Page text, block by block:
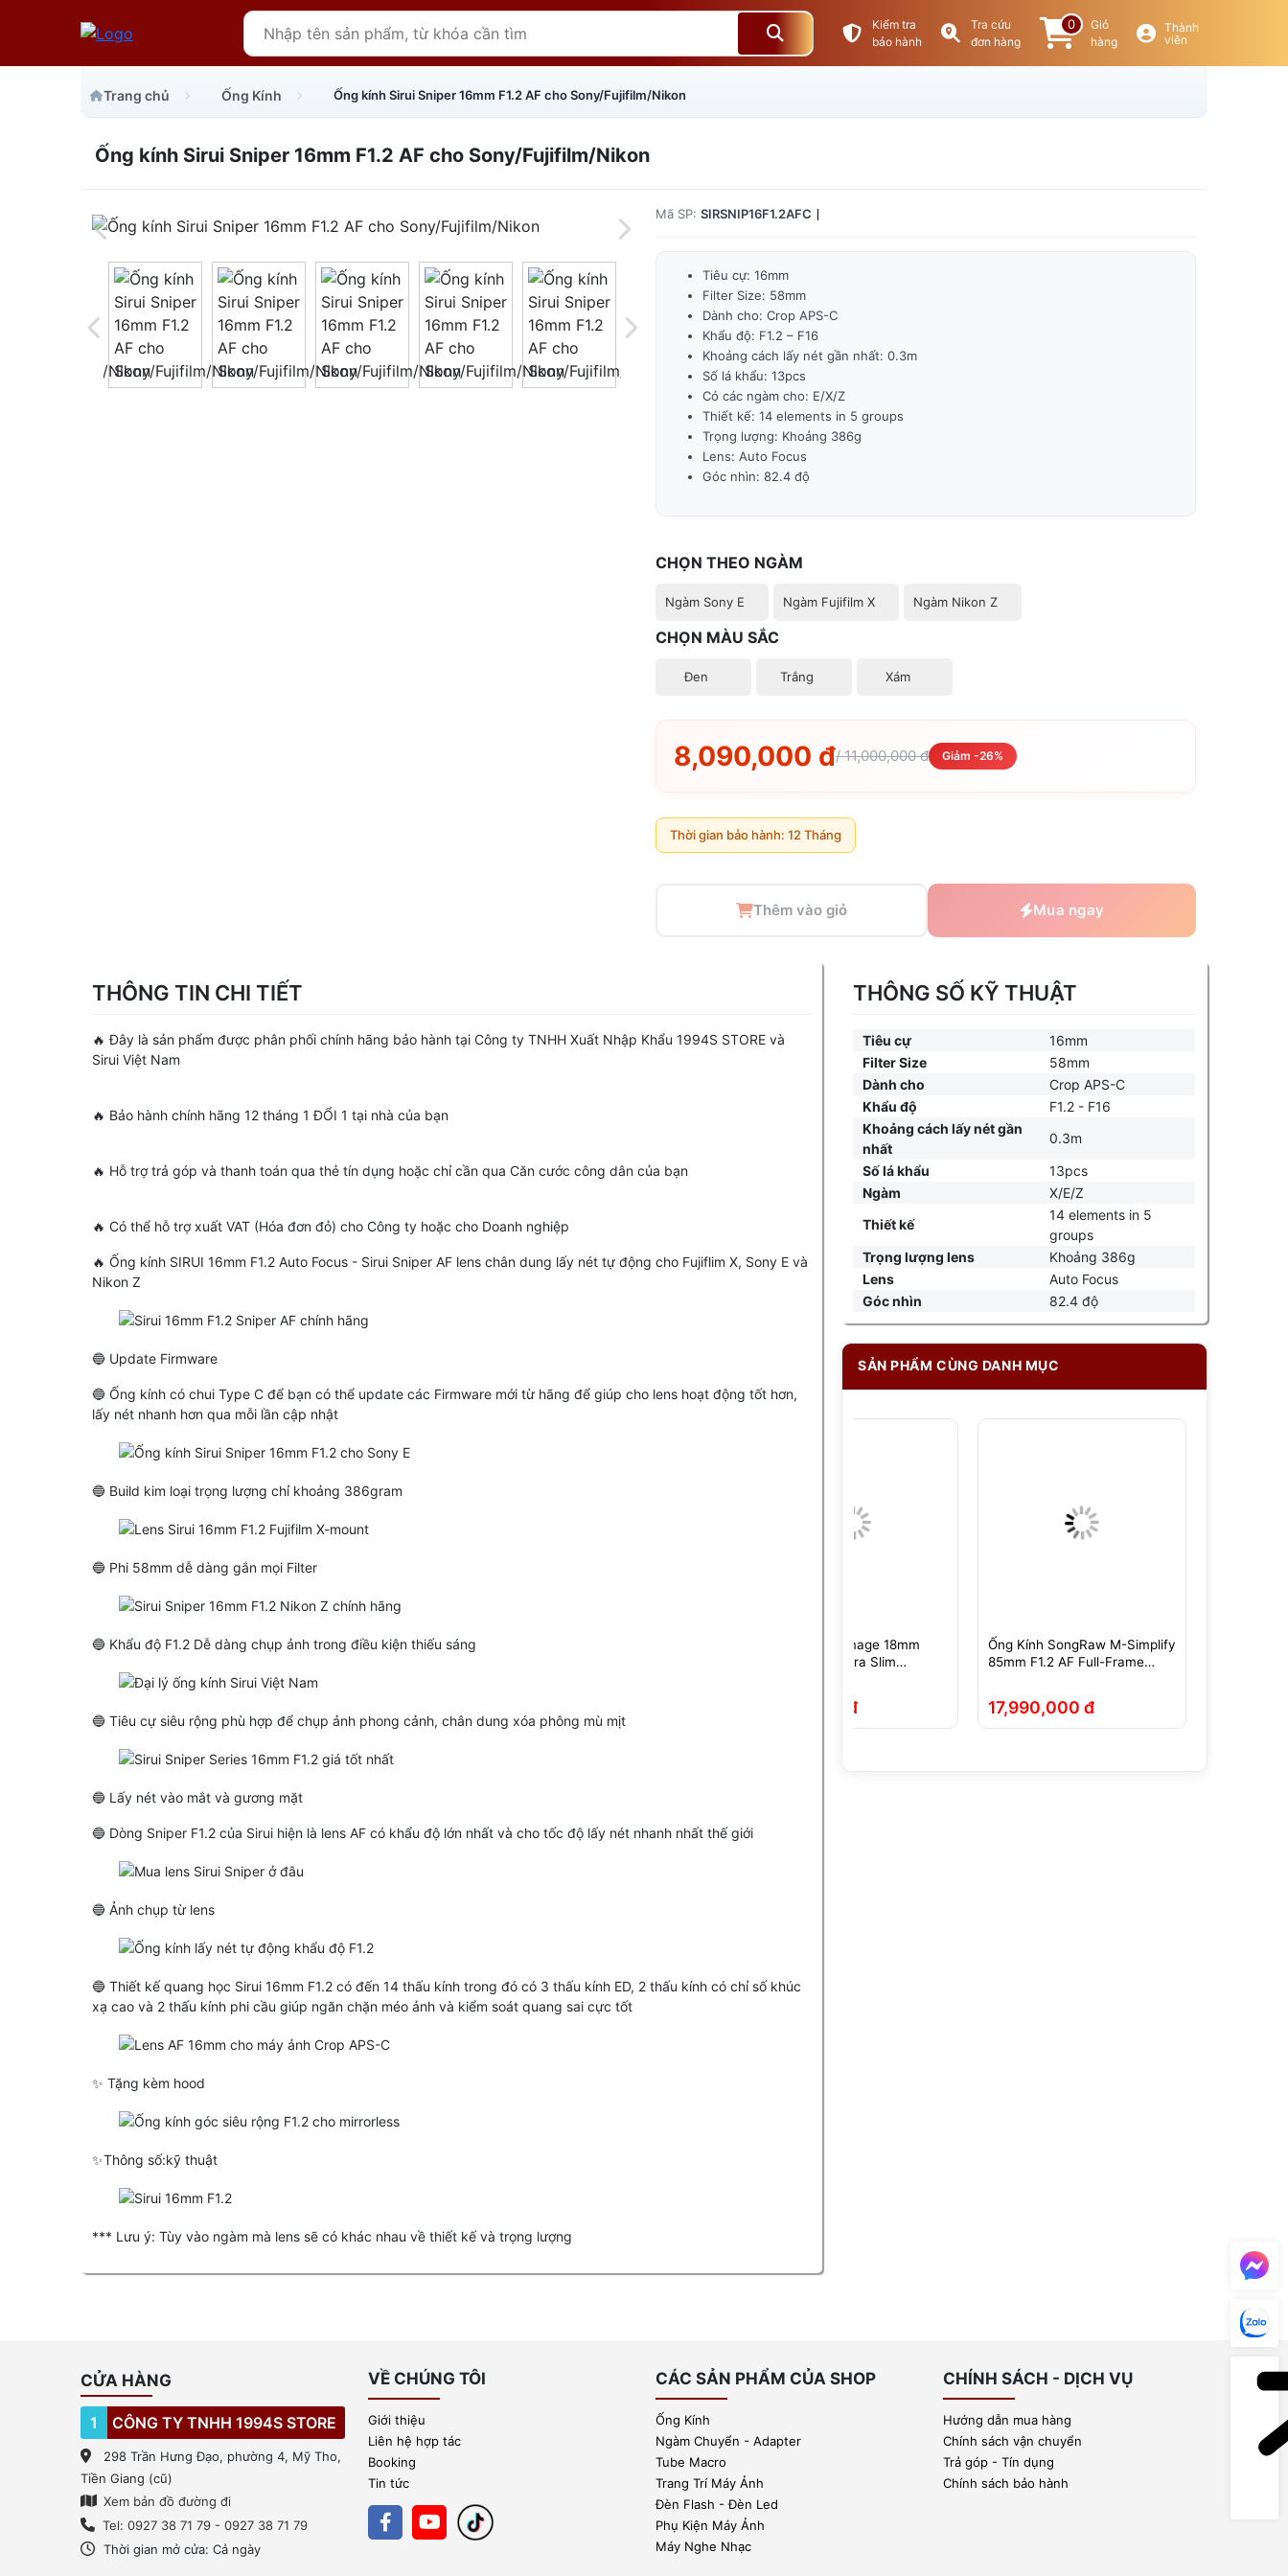
Kiểm tra
bảo hành
Tra cứu
đơn hàng
0
Giỏ
hàng
Thành
viên
Trang chủ Ống Kính Ống kính Sirui Sniper 16mm F1.2 AF cho Sony/Fujifilm/Nikon
Ống kính Sirui Sniper 16mm F1.2 AF cho Sony/Fujifilm/Nikon
Mã SP: SIRSNIP16F1.2AFC
Tiêu cự: 16mm
Filter Size: 58mm
Dành cho: Crop APS-C
Khẩu độ: F1.2 – F16
Khoảng cách lấy nét gần nhất: 0.3m
Số lá khẩu: 13pcs
Có các ngàm cho: E/X/Z
Thiết kế: 14 elements in 5 groups
Trọng lượng: Khoảng 386g
Lens: Auto Focus
Góc nhìn: 82.4 độ
CHỌN THEO NGÀM
Ngàm Sony E Ngàm Fujifilm X Ngàm Nikon Z
CHỌN MÀU SẮC
Đen Trắng Xám
8,090,000 đ/ 11,000,000 đ Giảm -26%
Thời gian bảo hành: 12 Tháng
Thêm vào giỏ Mua ngay
THÔNG TIN CHI TIẾT
🔥 Đây là sản phẩm được phân phối chính hãng bảo hành tại Công ty TNHH Xuất Nhập Khẩu 1994S STORE và
Sirui Việt Nam
🔥 Bảo hành chính hãng 12 tháng 1 ĐỔI 1 tại nhà của bạn
🔥 Hỗ trợ trả góp và thanh toán qua thẻ tín dụng hoặc chỉ cần qua Căn cước công dân của bạn
🔥 Có thể hỗ trợ xuất VAT (Hóa đơn đỏ) cho Công ty hoặc cho Doanh nghiệp
🔥 Ống kính SIRUI 16mm F1.2 Auto Focus - Sirui Sniper AF lens chân dung lấy nét tự động cho Fujiflim X, Sony E và
Nikon Z
🔵 Update Firmware
🔵 Ống kính có chui Type C để bạn có thể update các Firmware mới từ hãng để giúp cho lens hoạt động tốt hơn,
lấy nét nhanh hơn qua mỗi lần cập nhật
🔵 Build kim loại trọng lượng chỉ khoảng 386gram
🔵 Phi 58mm dễ dàng gắn mọi Filter
🔵 Khẩu độ F1.2 Dễ dàng chụp ảnh trong điều kiện thiếu sáng
🔵 Tiêu cự siêu rộng phù hợp để chụp ảnh phong cảnh, chân dung xóa phông mù mịt
🔵 Lấy nét vào mắt và gương mặt
🔵 Dòng Sniper F1.2 của Sirui hiện là lens AF có khẩu độ lớn nhất và cho tốc độ lấy nét nhanh nhất thế giới
🔵 Ảnh chụp từ lens
🔵 Thiết kế quang học Sirui 16mm F1.2 có đến 14 thấu kính trong đó có 3 thấu kính ED, 2 thấu kính có chỉ số khúc
xạ cao và 2 thấu kính phi cầu giúp ngăn chặn méo ảnh và kiểm soát quang sai cực tốt
✨ Tặng kèm hood
✨Thông số:kỹ thuật
*** Lưu ý: Tùy vào ngàm mà lens sẽ có khác nhau về thiết kế và trọng lượng
THÔNG SỐ KỸ THUẬT
Tiêu cự
16mm
Filter Size
58mm
Dành cho
Crop APS-C
Khẩu độ
F1.2 - F16
Khoảng cách lấy nét gần
nhất
0.3m
Số lá khẩu
13pcs
Ngàm
X/E/Z
Thiết kế
14 elements in 5
groups
Trọng lượng lens
Khoảng 386g
Lens
Auto Focus
Góc nhìn
82.4 độ
SẢN PHẨM CÙNG DANH MỤC
Ống Kính Vistilen 85mm F1.8
21,590,000 đ (Giảm: -44%)
Ống Kính SongRaw M-Simplify
Frame Sony/Nikon Z/Leica L
Ống Kính SG Image 18mm
F6.3 APS-C Ultra Slim
1,690,000 đ
Ống Kính SongRaw M-Simplify
85mm F1.2 AF Full-Frame
17,990,000 đ
CỬA HÀNG
1 CÔNG TY TNHH 1994S STORE
298 Trần Hưng Đạo, phường 4, Mỹ Tho,
Tiền Giang (cũ)
Xem bản đồ đường đi
Tel: 0927 38 71 79 - 0927 38 71 79
Thời gian mở cửa: Cả ngày
VỀ CHÚNG TÔI
Giới thiệu
Liên hệ hợp tác
Booking
Tin tức
CÁC SẢN PHẨM CỦA SHOP
Ống Kính
Ngàm Chuyển - Adapter
Tube Macro
Trang Trí Máy Ảnh
Đèn Flash - Đèn Led
Phụ Kiện Máy Ảnh
Máy Nghe Nhạc
CHÍNH SÁCH - DỊCH VỤ
Hướng dẫn mua hàng
Chính sách vận chuyển
Trả góp - Tín dụng
Chính sách bảo hành
Giá trên 1SP 5 x 0 đ
Tổng giá 0 đ